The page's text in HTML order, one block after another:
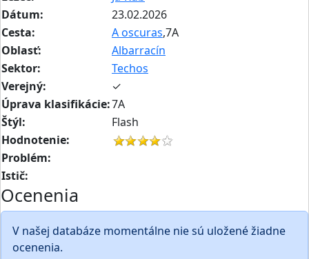
Dátum:
23.02.2026
Cesta:
A oscuras,7A
Oblasť:
Albarracín
Sektor:
Techos
Verejný:
✓
Úprava klasifikácie:7A
Štýl:
Flash
Hodnotenie:
Problém:
Istič:
Ocenenia
V našej databáze momentálne nie sú uložené žiadne
ocenenia.